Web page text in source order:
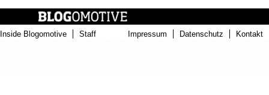
Inside Blogomotive Staff Impressum Datenschutz Kontakt